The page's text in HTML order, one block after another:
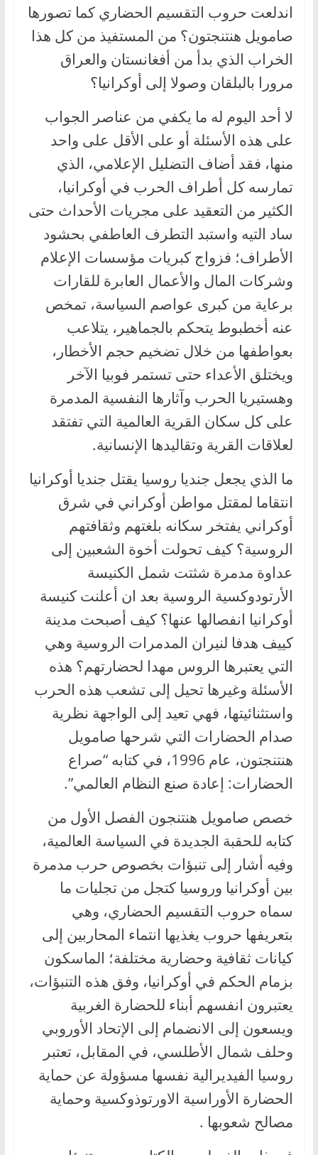
اندلعت حروب التقسيم الحضاري كما تصورها
صامويل هنتنجتون؟ من المستفيذ من كل هذا
الخراب الذي بدأ من أفغانستان والعراق
مرورا بالبلقان وصولا إلى أوكرانيا؟
لا أحد اليوم له ما يكفي من عناصر الجواب
على هذه الأسئلة أو على الأقل على واحد
منها، فقد أضاف التضليل الإعلامي، الذي
تمارسه كل أطراف الحرب في أوكرانيا،
الكثير من التعقيد على مجريات الأحداث حتى
ساد التيه واستبد التطرف العاطفي بحشود
الأطراف؛ فزواج كبريات مؤسسات الإعلام
وشركات المال والأعمال العابرة للقارات
برعاية من كبرى عواصم السياسة، تمخص
عنه أخطبوط يتحكم بالجماهير، يتلاعب
بعواطفها من خلال تضخيم حجم الأخطار،
ويختلق الأعداء حتى تستمر فوبيا الآخر
وهستيريا الحرب وآثارها النفسية المدمرة
على كل سكان القرية العالمية التي تفتقد
لعلاقات القرية وتقاليدها الإنسانية.
ما الذي يجعل جنديا روسيا يقتل جنديا أوكرانيا
انتقاما لمقتل مواطن أوكراني في شرق
أوكراني يفتخر سكانه بلغتهم وثقافتهم
الروسية؟ كيف تحولت أخوة الشعبين إلى
عداوة مدمرة شثتت شمل الكنيسة
الأرتودوكسية الروسية بعد ان أعلنت كنيسة
أوكرانيا انفصالها عنها؟ كيف أصبحت مدينة
كييف هدفا لنيران المدمرات الروسية وهي
التي يعتبرها الروس مهدا لحضارتهم؟ هذه
الأسئلة وغيرها تحيل إلى تشعب هذه الحرب
واستثنائيتها، فهي تعيد إلى الواجهة نظرية
صدام الحضارات التي شرحها صامويل
هنتنجتون، عام 1996، في كتابه “صراع
الحضارات: إعادة صنع النظام العالمي”.
خصص صامويل هنتنجون الفصل الأول من
كتابه للحقبة الجديدة في السياسة العالمية،
وفيه أشار إلى تنبؤات بخصوص حرب مدمرة
بين أوكرانيا وروسيا كتجل من تجليات ما
سماه حروب التقسيم الحضاري، وهي
بتعريفها حروب يغذيها انتماء المحاربين إلى
كيانات ثقافية وحضارية مختلفة؛ الماسكون
بزمام الحكم في أوكرانيا، وفق هذه التنبؤات،
يعتبرون انفسهم أبناء للحضارة الغربية
ويسعون إلى الانضمام إلى الإتحاد الأوروبي
وحلف شمال الأطلسي، في المقابل، تعتبر
روسيا الفيديرالية نفسها مسؤولة عن حماية
الحضارة الأوراسية الاورتوذوكسية وحماية
مصالح شعوبها .